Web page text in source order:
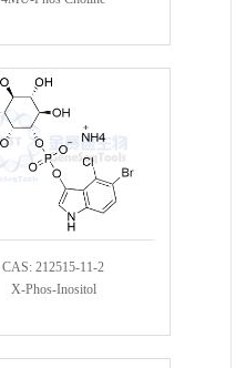
CAS: 212515-11-2
X-Phos-Inositol